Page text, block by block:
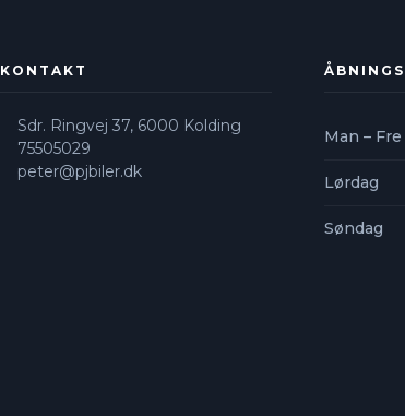
KONTAKT
Sdr. Ringvej 37, 6000 Kolding​
75505029
peter@pjbiler.dk
Man – Fre
Lørdag
Søndag